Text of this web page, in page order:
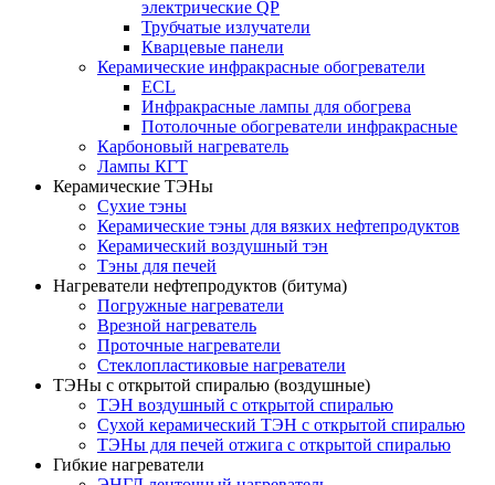
электрические QP
Трубчатые излучатели
Кварцевые панели
Керамические инфракрасные обогреватели
ECL
Инфракрасные лампы для обогрева
Потолочные обогреватели инфракрасные
Карбоновый нагреватель
Лампы КГТ
Керамические ТЭНы
Сухие тэны
Керамические тэны для вязких нефтепродуктов
Керамический воздушный тэн
Тэны для печей
Нагреватели нефтепродуктов (битума)
Погружные нагреватели
Врезной нагреватель
Проточные нагреватели
Стеклопластиковые нагреватели
ТЭНы с открытой спиралью (воздушные)
ТЭН воздушный с открытой спиралью
Сухой керамический ТЭН с открытой спиралью
ТЭНы для печей отжига с открытой спиралью
Гибкие нагреватели